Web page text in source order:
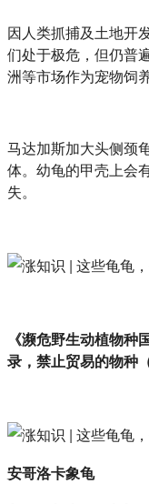
因人类抓捕及土地开
们处于极危，但仍普
洲等市场作为宠物饲养
马达加斯加大头侧颈
体。幼龟的甲壳上会
失。
《濒危野生动植物
录，禁止贸易的物种
安哥洛卡象龟